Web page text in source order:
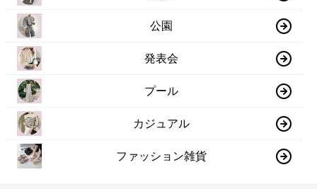
公園
発表会
プール
カジュアル
ファッション雑貨